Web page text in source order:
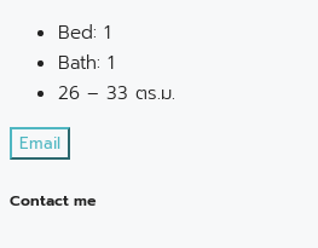
Bed: 1
Bath: 1
26 – 33 ตร.ม.
Email
Contact me